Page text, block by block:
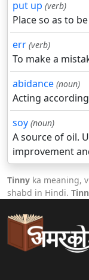
put up (verb)
Place so as to
err (verb)
To make a
abidance (noun)
Acting
soy (noun)
A source of oil.
improvement
Tinny ka meaning,
shabd in Hindi.